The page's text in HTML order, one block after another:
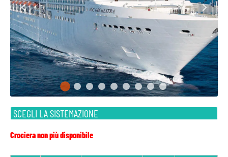
SCEGLI LA SISTEMAZIONE
Crociera non più disponibile